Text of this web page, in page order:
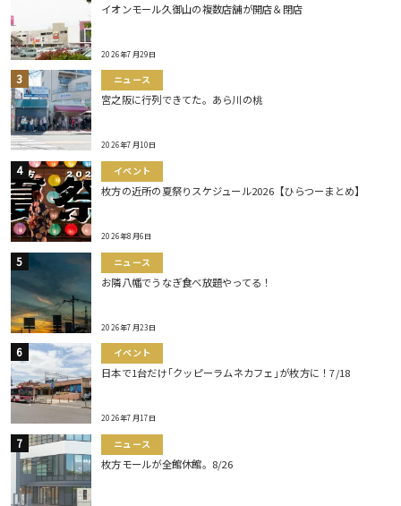
イオンモール久御山の複数店舗が開店＆閉店
2026年7月29日
ニュース
宮之阪に行列できてた。あら川の桃
2026年7月10日
イベント
枚方の近所の夏祭りスケジュール2026【ひらつーまとめ】
2026年8月6日
ニュース
お隣八幡でうなぎ食べ放題やってる！
2026年7月23日
イベント
日本で1台だけ｢クッピーラムネカフェ｣が枚方に！7/18
2026年7月17日
ニュース
枚方モールが全館休館。8/26